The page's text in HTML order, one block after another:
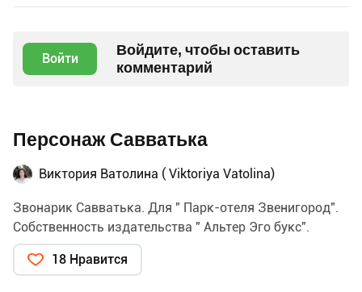
Войти
Войдите, чтобы оставить
комментарий
Персонаж Савватька
Виктория Ватолина ( Viktoriya Vatolina)
Звонарик Савватька. Для " Парк-отеля Звенигород".
Собственность издательства " Альтер Эго букс".
18 Нравится